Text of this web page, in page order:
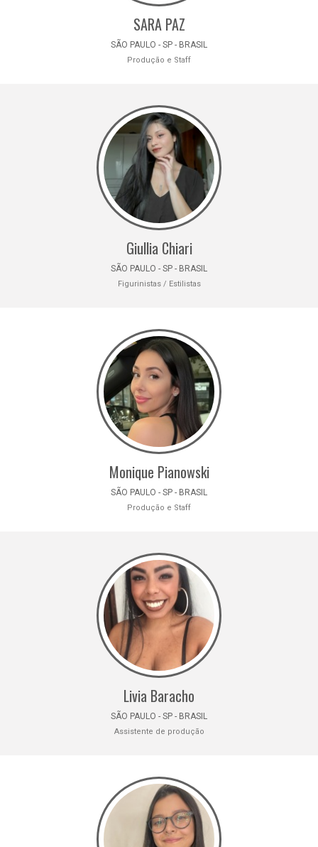
SARA PAZ
SÃO PAULO - SP - BRASIL
Produção e Staff
Giullia Chiari
SÃO PAULO - SP - BRASIL
Figurinistas / Estilistas
Monique Pianowski
SÃO PAULO - SP - BRASIL
Produção e Staff
Livia Baracho
SÃO PAULO - SP - BRASIL
Assistente de produção